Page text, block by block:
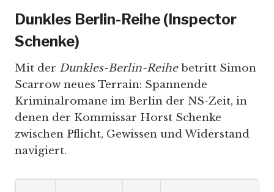
Dunkles Berlin-Reihe (Inspector
Schenke)
Mit der Dunkles-Berlin-Reihebetritt Simon
Scarrow neues Terrain: Spannende
Kriminalromane im Berlin der NS-Zeit, in
denen der Kommissar Horst Schenke
zwischen Pflicht, Gewissen und Widerstand
navigiert.